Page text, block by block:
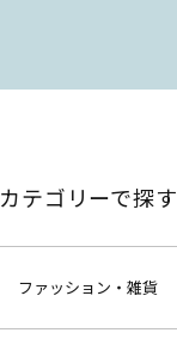
カテゴリーで探す
ファッション・雑貨